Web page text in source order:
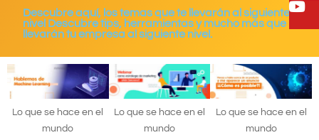
Descubre aquí, los temas que te llevarán al siguiente
nivel Descubre tips, herramientas y mucho más que
llevarán tu empresa al siguiente nivel.
Lo que se hace en el
mundo
Lo que se hace en el
mundo
Lo que se hace en el
mundo